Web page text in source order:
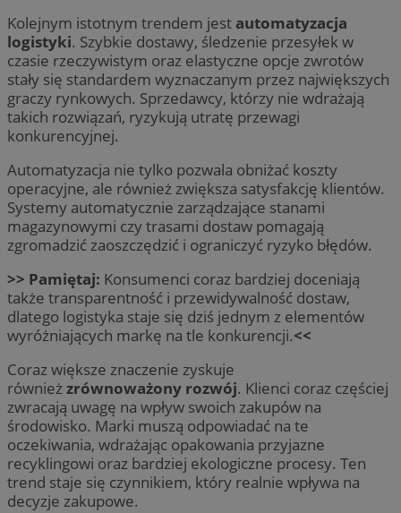
Kolejnym istotnym trendem jest automatyzacja
logistyki. Szybkie dostawy, śledzenie przesyłek w
czasie rzeczywistym oraz elastyczne opcje zwrotów
stały się standardem wyznaczanym przez największych
graczy rynkowych. Sprzedawcy, którzy nie wdrażają
takich rozwiązań, ryzykują utratę przewagi
konkurencyjnej.
Automatyzacja nie tylko pozwala obniżać koszty
operacyjne, ale również zwiększa satysfakcję klientów.
Systemy automatycznie zarządzające stanami
magazynowymi czy trasami dostaw pomagają
zgromadzić zaoszczędzić i ograniczyć ryzyko błędów.
>> Pamiętaj: Konsumenci coraz bardziej doceniają
także transparentność i przewidywalność dostaw,
dlatego logistyka staje się dziś jednym z elementów
wyróżniających markę na tle konkurencji.<<
Coraz większe znaczenie zyskuje
równieżzrównoważony rozwój. Klienci coraz częściej
zwracają uwagę na wpływ swoich zakupów na
środowisko. Marki muszą odpowiadać na te
oczekiwania, wdrażając opakowania przyjazne
recyklingowi oraz bardziej ekologiczne procesy. Ten
trend staje się czynnikiem, który realnie wpływa na
decyzje zakupowe.